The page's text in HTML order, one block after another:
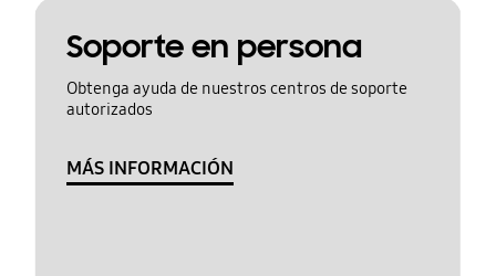
Soporte en persona
Obtenga ayuda de nuestros centros de soporte
autorizados
MÁS INFORMACIÓN